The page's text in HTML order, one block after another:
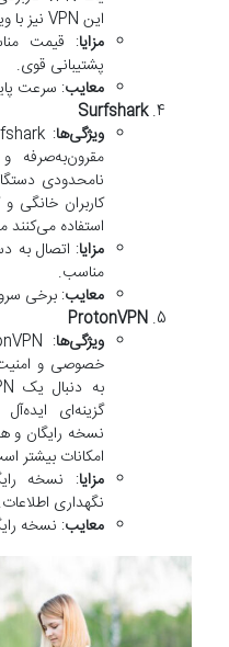
این VPN نیز با ویندوز 7 سازگار است.
مزایا: قیمت
پشتیبانی قوی.
معایب: سرعت
Surfshark
ویژگی‌ها
مقرون‌به‌صرفه
نامحدودی
کاربران خانگی
استفاده
مزایا: اتصال به
مناسب.
معایب: برخی
ProtonVPN
ویژگی‌ها
خصوصی و امنیت
نسخه رایگان و
امکانات بیشتر
مزایا: نسخه
نگهداری اطلاعات.
معایب: نسخه